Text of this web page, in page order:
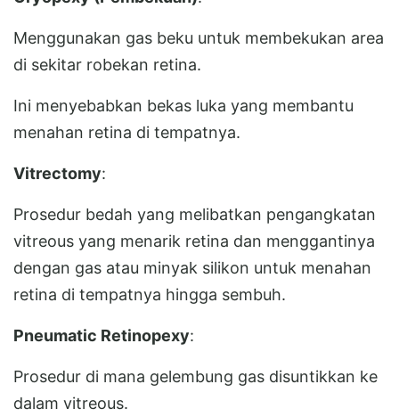
Menggunakan gas beku untuk membekukan area
di sekitar robekan retina.
Ini menyebabkan bekas luka yang membantu
menahan retina di tempatnya.
Vitrectomy:
Prosedur bedah yang melibatkan pengangkatan
vitreous yang menarik retina dan menggantinya
dengan gas atau minyak silikon untuk menahan
retina di tempatnya hingga sembuh.
Pneumatic Retinopexy:
Prosedur di mana gelembung gas disuntikkan ke
dalam vitreous.